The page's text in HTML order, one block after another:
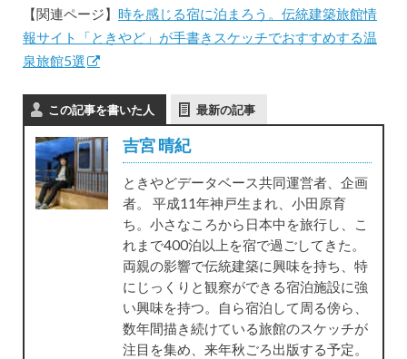
【関連ページ】 時を感じる宿に泊まろう。伝統建築旅館情
報サイト「ときやど」が手書きスケッチでおすすめする温
泉旅館5選
この記事を書いた人 最新の記事
吉宮 晴紀
ときやどデータベース共同運営者、企画
者。 平成11年神戸生まれ、小田原育
ち。小さなころから日本中を旅行し、こ
れまで400泊以上を宿で過ごしてきた。
両親の影響で伝統建築に興味を持ち、特
にじっくりと観察ができる宿泊施設に強
い興味を持つ。自ら宿泊して周る傍ら、
数年間描き続けている旅館のスケッチが
注目を集め、来年秋ごろ出版する予定。